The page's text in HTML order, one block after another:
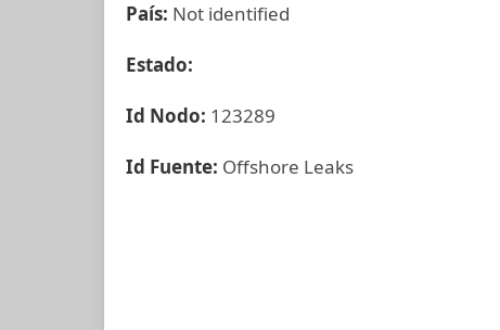
País: Not identified
Estado:
Id Nodo: 123289
Id Fuente: Offshore Leaks